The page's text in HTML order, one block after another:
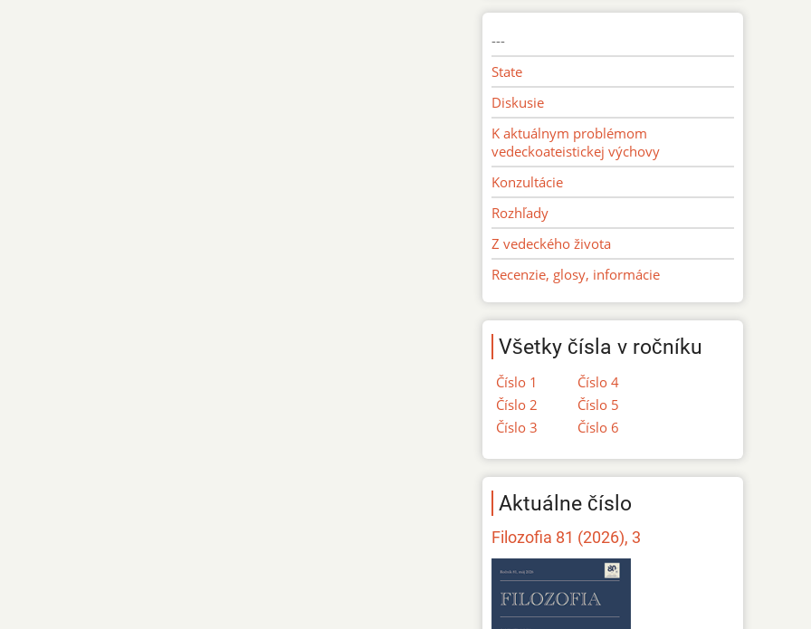
---
State
Diskusie
K aktuálnym problémom
vedeckoateistickej výchovy
Konzultácie
Rozhľady
Z vedeckého života
Recenzie, glosy, informácie
Všetky čísla v ročníku
Číslo 1
Číslo 2
Číslo 3
Číslo 4
Číslo 5
Číslo 6
Aktuálne číslo
Filozofia 81 (2026), 3